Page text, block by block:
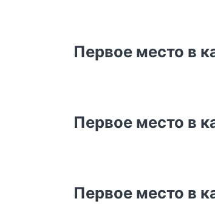
Первое место в
Первое место в
Первое место в